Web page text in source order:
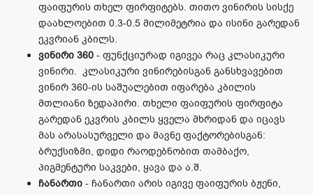
ფაიფურის თხელ ფირფიტებს. თითო ვინირის სისქე
დაახლოებით 0.3-0.5 მილიმეტრია და ისინი გარედან
ეკვრიან კბილს.
ვინირი 360 - ფუნქციურად იგივეა რაც კლასიკური
ვინირი. კლასიკური ვინირებისგან განსხვავებით
ვინირ 360-ის საშუალებით იფარება კბილის
მთლიანი ზედაპირი. თხელი ფაიფურის ფირფიტა
გარედან ეკვრის კბილს ყველა მხრიდან და იცავს
მას არასასურველი და მავნე ფაქტორებისგან:
ბრუქსიზმი, დიდი რაოდებნობით თამბაქო,
პიგმენტური საკვები, ყავა და ა.შ.
ჩანართი - ჩანართი არის იგივე ფაიფურის ბჟენი,